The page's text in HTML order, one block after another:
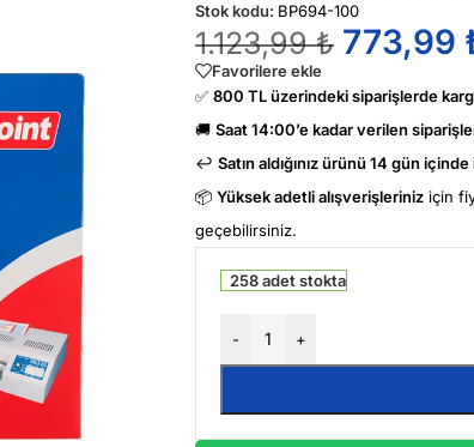
Stok kodu: BP694-100
1.123,99₺ 773,99
Favorilere ekle
✅ 800 TL üzerindeki siparişlerde
🚚 Saat 14:00’e kadar verilen
↩️ Satın aldığınız ürünü 14 gün
📦 Yüksek adetli alışverişleriniz için
geçebilirsiniz.
258 adet stokta
- +